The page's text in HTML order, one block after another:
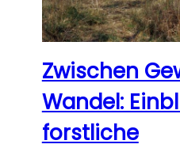
Zwischen
Wandel:
forstliche